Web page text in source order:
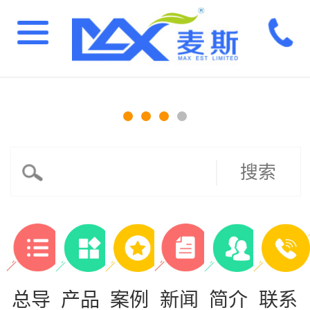
搜索
总导 产品 案例 新闻 简介 联系